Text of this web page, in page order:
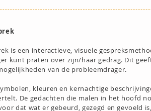
is een interactieve, visuele
kunt praten over zijn/haar gedrag. Dit
van de probleemdrager.
kleuren en kernachtige
De gedachten die malen in het hoofd
dat wat er gebeurd, gezegd en gevoeld